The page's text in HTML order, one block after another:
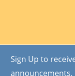
Sign Up to
announcements.